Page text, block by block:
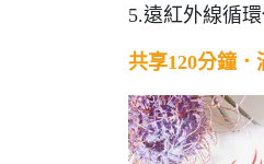
5.遠紅外線循
共享120分鐘．